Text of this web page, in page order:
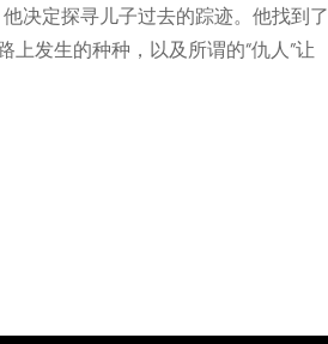
决定探寻儿子过去的踪迹。他找到了
上发生的种种，以及所谓的“仇人”让